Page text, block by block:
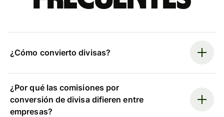
¿Cómo convierto divisas?
¿Por qué las comisiones por
conversión de divisa difieren entre
empresas?